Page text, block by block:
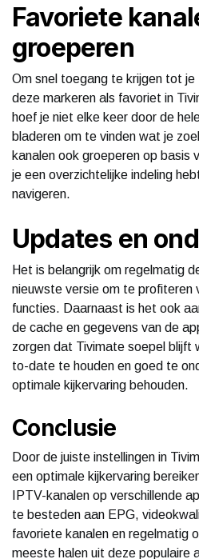
Favoriete
groeperen
Om snel toegang te krijgen tot
deze markeren als favoriet in
hoef je niet elke keer door de
bladeren om te vinden wat je
kanalen ook groeperen op basis
je een overzichtelijke indeling
navigeren.
Updates en
Het is belangrijk om regelmatig
nieuwste versie om te profiteren
functies. Daarnaast is het ook
de cache en gegevens van de
zorgen dat Tivimate soepel blijft
to-date te houden en goed te
optimale kijkervaring behouden.
Conclusie
Door de juiste instellingen in
een optimale kijkervaring
IPTV-kanalen op verschillende
te besteden aan EPG,
favoriete kanalen en regelmatig
meeste halen uit deze populaire